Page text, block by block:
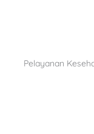
Pelayanan